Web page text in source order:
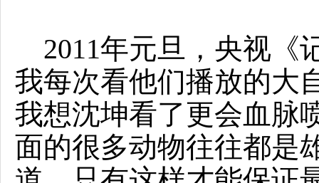
2011年元旦，央视《
我每次看他们播放的大
我想沈坤看了更会血脉
面的很多动物往往都是